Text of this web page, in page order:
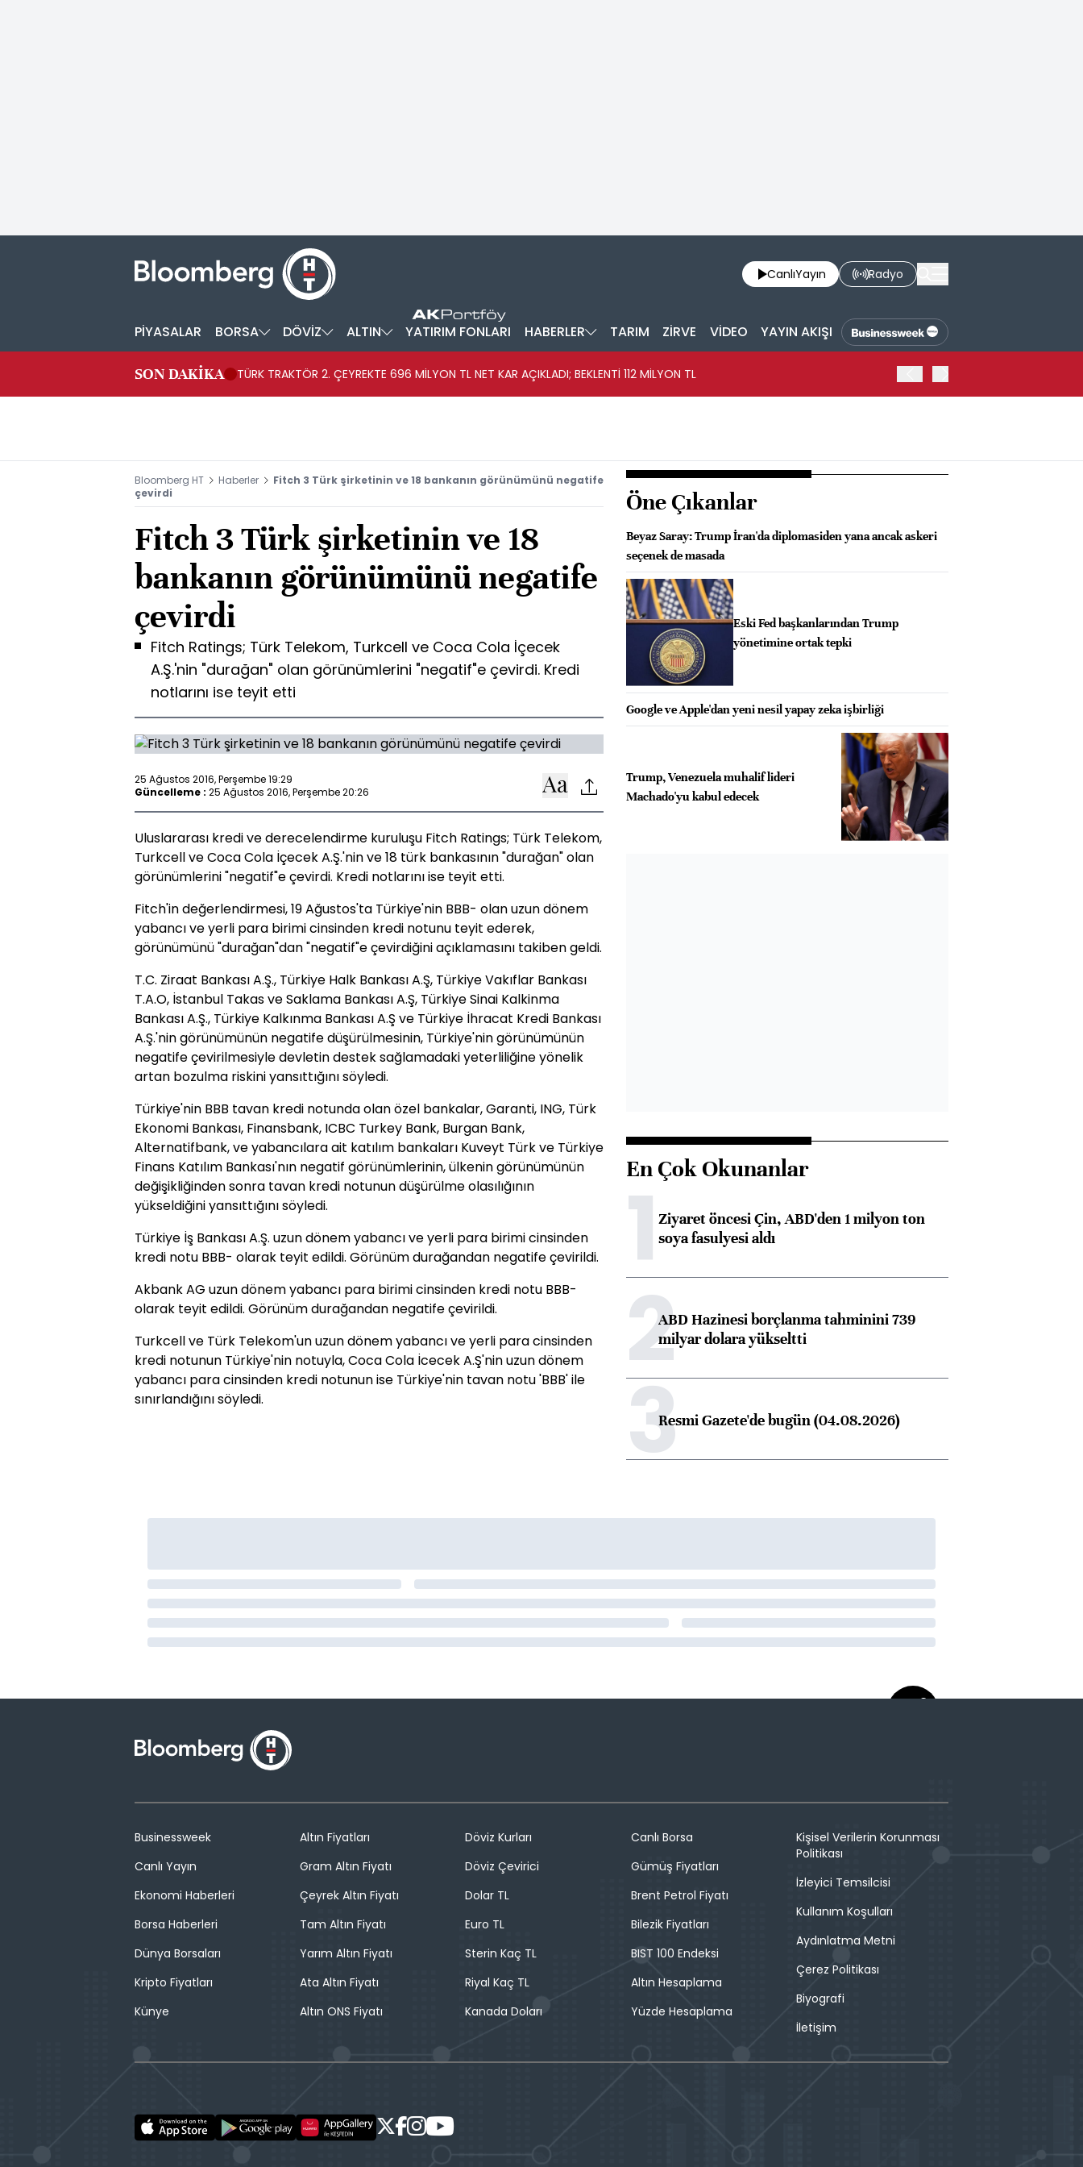
CanlıYayın Radyo
PİYASALAR BORSA DÖVİZ ALTIN YATIRIM FONLARI HABERLER TARIM ZİRVE VİDEO YAYIN AKIŞI
SON DAKİKA TÜRK TRAKTÖR 2. ÇEYREKTE 696 MİLYON TL NET KAR AÇIKLADI; BEKLENTİ 112 MİLYON TL
Bloomberg HT Haberler
Fitch 3 Türk şirketinin ve 18 bankanın görünümünü negatife
çevirdi
Fitch 3 Türk şirketinin ve 18
bankanın görünümünü negatife
çevirdi
Fitch Ratings; Türk Telekom, Turkcell ve Coca Cola İçecek
A.Ş.'nin "durağan" olan görünümlerini "negatif"e çevirdi. Kredi
notlarını ise teyit etti
25 Ağustos 2016, Perşembe 19:29
Güncelleme : 25 Ağustos 2016, Perşembe 20:26
Uluslararası kredi ve derecelendirme kuruluşu Fitch Ratings; Türk Telekom,
Turkcell ve Coca Cola İçecek A.Ş.'nin ve 18 türk bankasının "durağan" olan
görünümlerini "negatif"e çevirdi. Kredi notlarını ise teyit etti.
Fitch'in değerlendirmesi, 19 Ağustos'ta Türkiye'nin BBB- olan uzun dönem
yabancı ve yerli para birimi cinsinden kredi notunu teyit ederek,
görünümünü "durağan"dan "negatif"e çevirdiğini açıklamasını takiben geldi.
T.C. Ziraat Bankası A.Ş., Türkiye Halk Bankası A.Ş, Türkiye Vakıflar Bankası
T.A.O, İstanbul Takas ve Saklama Bankası A.Ş, Türkiye Sinai Kalkinma
Bankası A.Ş., Türkiye Kalkınma Bankası A.Ş ve Türkiye İhracat Kredi Bankası
A.Ş.'nin görünümünün negatife düşürülmesinin, Türkiye'nin görünümünün
negatife çevirilmesiyle devletin destek sağlamadaki yeterliliğine yönelik
artan bozulma riskini yansıttığını söyledi.
Türkiye'nin BBB tavan kredi notunda olan özel bankalar, Garanti, ING, Türk
Ekonomi Bankası, Finansbank, ICBC Turkey Bank, Burgan Bank,
Alternatifbank, ve yabancılara ait katılım bankaları Kuveyt Türk ve Türkiye
Finans Katılım Bankası'nın negatif görünümlerinin, ülkenin görünümünün
değişikliğinden sonra tavan kredi notunun düşürülme olasılığının
yükseldiğini yansıttığını söyledi.
Türkiye İş Bankası A.Ş. uzun dönem yabancı ve yerli para birimi cinsinden
kredi notu BBB- olarak teyit edildi. Görünüm durağandan negatife çevirildi.
Akbank AG uzun dönem yabancı para birimi cinsinden kredi notu BBB-
olarak teyit edildi. Görünüm durağandan negatife çevirildi.
Turkcell ve Türk Telekom'un uzun dönem yabancı ve yerli para cinsinden
kredi notunun Türkiye'nin notuyla, Coca Cola İcecek A.Ş'nin uzun dönem
yabancı para cinsinden kredi notunun ise Türkiye'nin tavan notu 'BBB' ile
sınırlandığını söyledi.
Öne Çıkanlar
Beyaz Saray: Trump İran'da diplomasiden yana ancak askeri
seçenek de masada
Eski Fed başkanlarından Trump
yönetimine ortak tepki
Google ve Apple'dan yeni nesil yapay zeka işbirliği
Trump, Venezuela muhalif lideri
Machado'yu kabul edecek
En Çok Okunanlar
1Ziyaret öncesi Çin, ABD'den 1 milyon ton
soya fasulyesi aldı
2ABD Hazinesi borçlanma tahminini 739
milyar dolara yükseltti
3Resmi Gazete'de bugün (04.08.2026)
Businessweek
Canlı Yayın
Ekonomi Haberleri
Borsa Haberleri
Dünya Borsaları
Kripto Fiyatları
Künye
Altın Fiyatları
Gram Altın Fiyatı
Çeyrek Altın Fiyatı
Tam Altın Fiyatı
Yarım Altın Fiyatı
Ata Altın Fiyatı
Altın ONS Fiyatı
Döviz Kurları
Döviz Çevirici
Dolar TL
Euro TL
Sterin Kaç TL
Riyal Kaç TL
Kanada Doları
Canlı Borsa
Gümüş Fiyatları
Brent Petrol Fiyatı
Bilezik Fiyatları
BIST 100 Endeksi
Altın Hesaplama
Yüzde Hesaplama
Kişisel Verilerin Korunması
Politikası
İzleyici Temsilcisi
Kullanım Koşulları
Aydınlatma Metni
Çerez Politikası
Biyografi
İletişim